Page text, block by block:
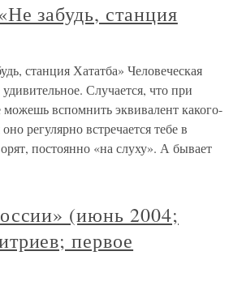
забудь, станция
станция Хататба» Человеческая
Случается, что при
можешь вспомнить эквивалент какого-
регулярно встречается тебе в
постоянно «на слуху». А бывает
(июнь 2004;
первое